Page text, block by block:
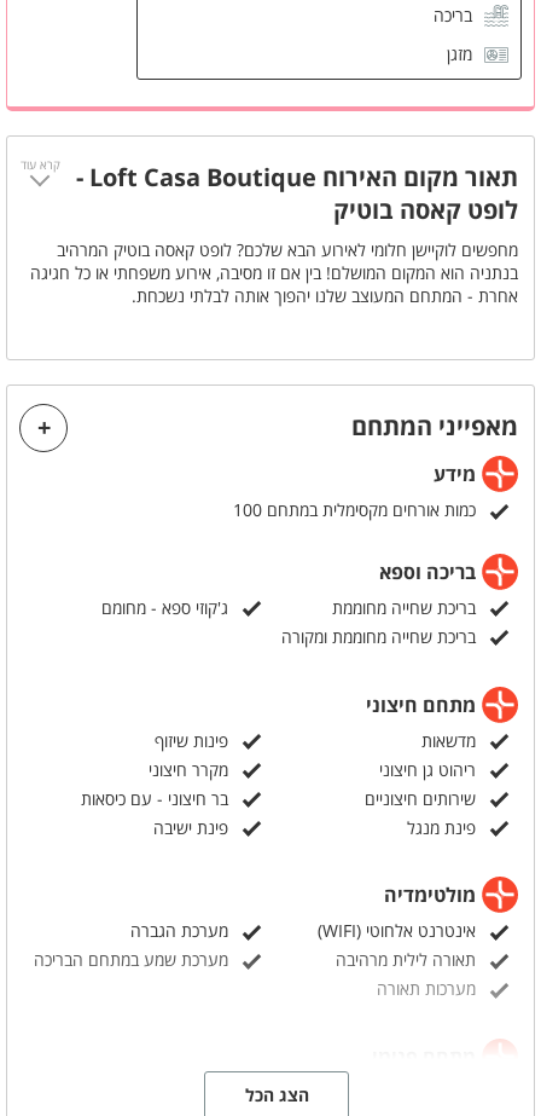
בריכה
מזגן
תאור מקום האירוח Loft Casa Boutique -
לופט קאסה בוטיק
מחפשים לוקיישן חלומי לאירוע הבא שלכם? לופט קאסה בוטיק המרהיב
בנתניה הוא המקום המושלם! בין אם זו מסיבה, אירוע משפחתי או כל חגיגה
אחרת - המתחם המעוצב שלנו יהפוך אותה לבלתי נשכחת.
פינות ישיבה מעוצבות, מדשאות ירוקות, בר אלכוהול וחניה נוחה לאורחים.
להשלמת החוויה, ניתן להזמין בתוספת תשלום חבילות אלכוהול ועיצוב
מתחם מותאם אישית. עם קיבולת של עד 100 איש, זה המקום האידיאלי
לכל אירוע אינטימי.
שבוע (לא כולל חגים)! צרו קשר עוד היום והפכו את החלום למציאות.
קרא עוד
מאפייני המתחם
מידע
כמות אורחים מקסימלית במתחם 100
בריכה וספא
בריכת שחייה מחוממת
ג'קוזי ספא - מחומם
בריכת שחייה מחוממת ומקורה
מתחם חיצוני
מדשאות
פינות שיזוף
ריהוט גן חיצוני
מקרר חיצוני
שירותים חיצוניים
בר חיצוני - עם כיסאות
פינת מנגל
פינת ישיבה
מולטימדיה
אינטרנט אלחוטי (WIFI)
מערכת הגברה
תאורה לילית מרהיבה
מערכת שמע במתחם הבריכה
מערכות תאורה
הצג הכל